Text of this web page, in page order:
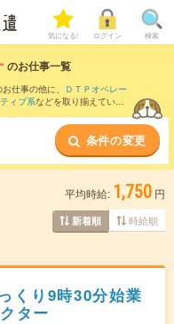
気になる! ログイン 検索
のお仕事一覧
仕事の他に、
ＤＴＰオペレー
ィブ系などを取り揃えていま
事とは？とは？
条件の変更
平均時給: 1,750 円
新着順 時給順
くり9時30分始業
ター